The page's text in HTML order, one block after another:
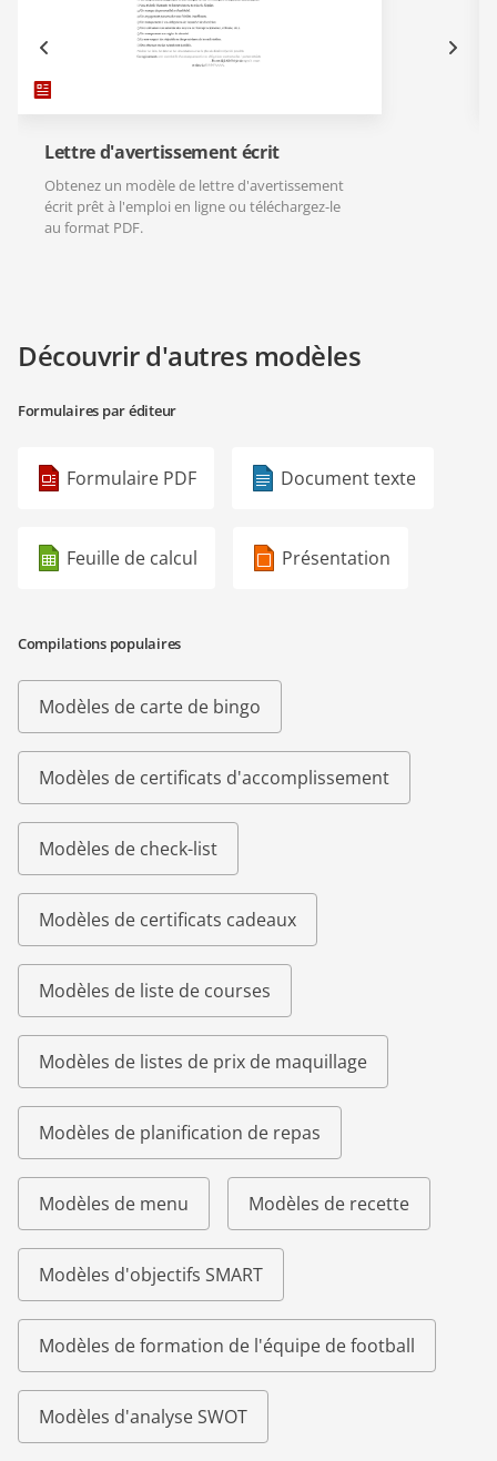
Lettre d'avertissement écrit
Obtenez un modèle de lettre d'avertissement
écrit prêt à l'emploi en ligne ou téléchargez-le
au format PDF.
Découvrir d'autres modèles
Formulaires par éditeur
Formulaire PDF Document texte
Feuille de calcul Présentation
Compilations populaires
Modèles de carte de bingo
Modèles de certificats d'accomplissement
Modèles de check-list
Modèles de certificats cadeaux
Modèles de liste de courses
Modèles de listes de prix de maquillage
Modèles de planification de repas
Modèles de menu Modèles de recette
Modèles d'objectifs SMART
Modèles de formation de l'équipe de football
Modèles d'analyse SWOT